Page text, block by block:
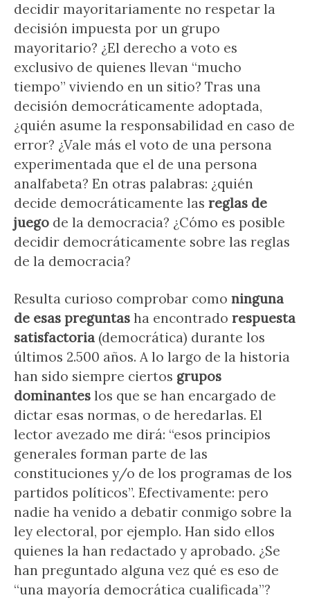
decidir mayoritariamente no respetar la
decisión impuesta por un grupo
mayoritario? ¿El derecho a voto es
exclusivo de quienes llevan “mucho
tiempo” viviendo en un sitio? Tras una
decisión democráticamente adoptada,
¿quién asume la responsabilidad en caso de
error? ¿Vale más el voto de una persona
experimentada que el de una persona
analfabeta? En otras palabras: ¿quién
decide democráticamente las reglas de
juego de la democracia? ¿Cómo es posible
decidir democráticamente sobre las reglas
de la democracia?
Resulta curioso comprobar como ninguna
de esas preguntas ha encontrado respuesta
satisfactoria (democrática) durante los
últimos 2.500 años. A lo largo de la historia
han sido siempre ciertos grupos
dominantes los que se han encargado de
dictar esas normas, o de heredarlas. El
lector avezado me dirá: “esos principios
generales forman parte de las
constituciones y/o de los programas de los
partidos políticos”. Efectivamente: pero
nadie ha venido a debatir conmigo sobre la
ley electoral, por ejemplo. Han sido ellos
quienes la han redactado y aprobado. ¿Se
han preguntado alguna vez qué es eso de
“una mayoría democrática cualificada”?